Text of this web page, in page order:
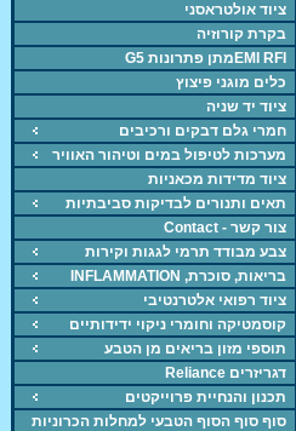
ציוד אולטראסני
בקרת קורוזיה
EMI RFIמתן פתרונות G5
כלים מוגני פיצוץ
ציוד יד שניה
חמרי גלם דבקים ורכיבים
מערכות לטיפול במים וטיהור האוויר
ציוד מדידות מכאניות
תאים ותנורים לבדיקות סביבתיות
צור קשר - Contact
צבע מבודד תרמי לגגות וקירות
בריאות, סוכרת, INFLAMMATION
ציוד רפואי אלטרנטיבי
קוסמטיקה וחומרי ניקוי ידידותיים
תוספי מזון בריאים מן הטבע
דגריזרים Reliance
תכנון והנחיית פרוייקטים
סוף סוף הסוף הטבעי למחלות הכרוניות